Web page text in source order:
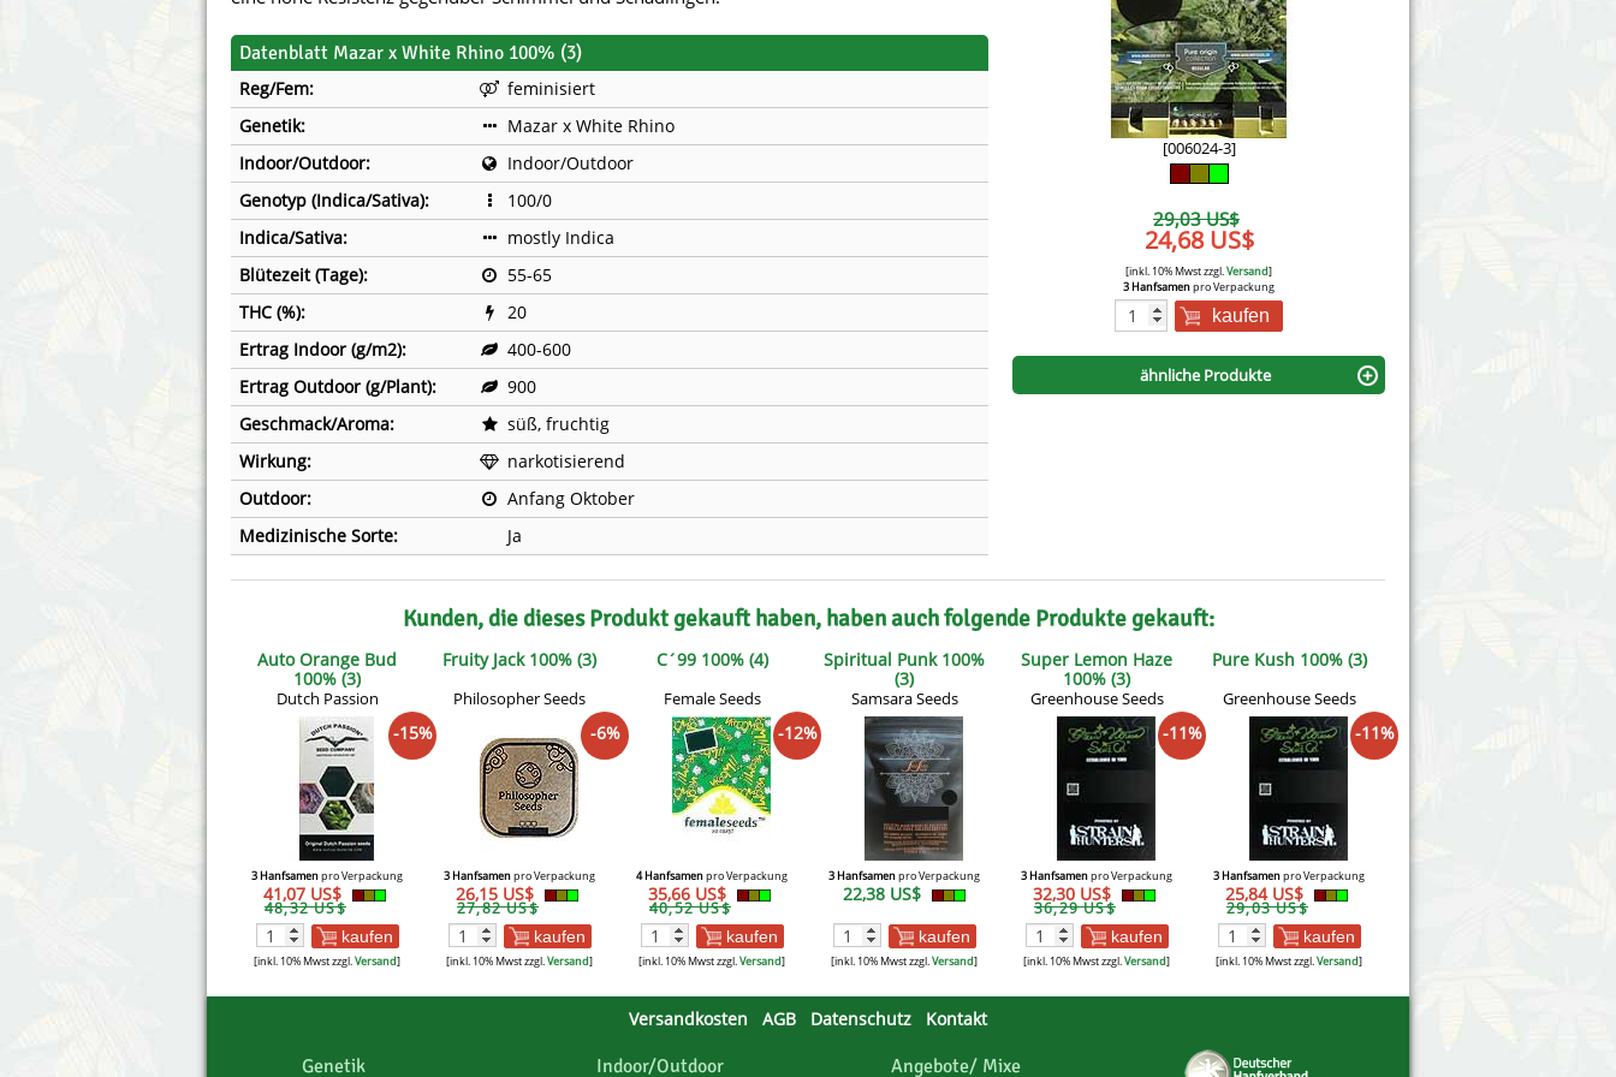
Barney´s Farm
Blimburn Seeds
Bulk Seed Bank
Bulldog Seeds
Cannabella Genetics
Female Seeds
G13 Labs
Genehtik Seeds
Green Bodhi
House of the Great Gardener
Mandala
Ministry of Cannabis
Philosopher Seeds
Seedy Simon
Söllner - Vadda's Marijuanabam
Sumo Seeds
Victory Seeds
Vision Seeds
White Label Seeds
World of Seeds
CBD Nutzhanfsamen
Datenblatt Mazar x White Rhino 100% (3)
Reg/Fem:
feminisiert
Genetik:
Mazar x White Rhino
Indoor/Outdoor:
Indoor/Outdoor
Genotyp (Indica/Sativa):
100/0
Indica/Sativa:
mostly Indica
Blütezeit (Tage):
55-65
THC (%):
20
Ertrag Indoor (g/m2):
400-600
Ertrag Outdoor (g/Plant):
900
Geschmack/Aroma:
süß, fruchtig
Wirkung:
narkotisierend
Outdoor:
Anfang Oktober
Medizinische Sorte:
Ja
[006024-3]
29,03 US$
24,68 US$
[inkl. 10% Mwst zzgl.Versand]
3 Hanfsamenpro Verpackung
kaufen
ähnliche Produkte
Kunden, die dieses Produkt gekauft haben, haben auch folgende Produkte gekauft:
Auto Orange Bud
100% (3)
Dutch Passion
-15%
3 Hanfsamenpro Verpackung
41,07 US$
48,32 US$
kaufen
[inkl. 10% Mwst zzgl.Versand]
Fruity Jack 100% (3)
Philosopher Seeds
-6%
3 Hanfsamenpro Verpackung
26,15 US$
27,82 US$
kaufen
[inkl. 10% Mwst zzgl.Versand]
C´99 100% (4)
Female Seeds
-12%
4 Hanfsamenpro Verpackung
35,66 US$
40,52 US$
kaufen
[inkl. 10% Mwst zzgl.Versand]
Spiritual Punk 100%
(3)
Samsara Seeds
3 Hanfsamenpro Verpackung
22,38 US$
kaufen
[inkl. 10% Mwst zzgl.Versand]
Super Lemon Haze
100% (3)
Greenhouse Seeds
-11%
3 Hanfsamenpro Verpackung
32,30 US$
36,29 US$
kaufen
[inkl. 10% Mwst zzgl.Versand]
Pure Kush 100% (3)
Greenhouse Seeds
-11%
3 Hanfsamenpro Verpackung
25,84 US$
29,03 US$
kaufen
[inkl. 10% Mwst zzgl.Versand]
Versandkosten AGB Datenschutz Kontakt
Genetik Indoor/Outdoor Angebote/ Mixe